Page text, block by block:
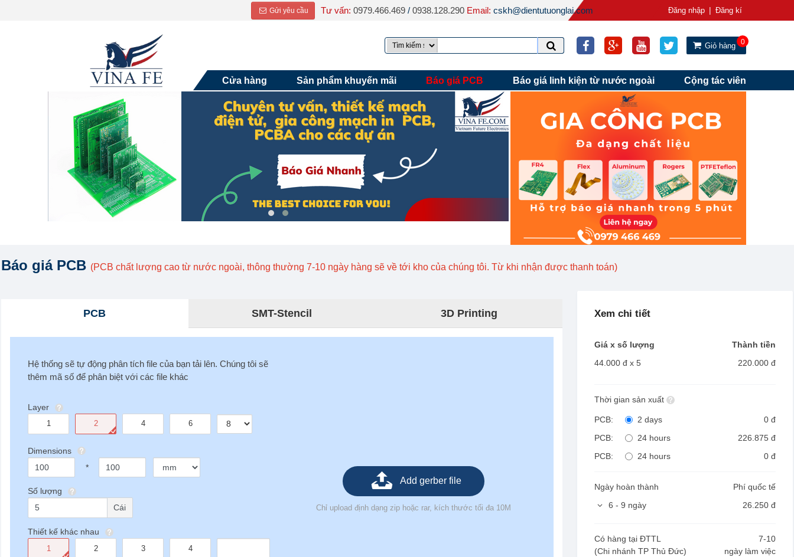
Gửi yêu cầu Tư vấn: 0979.466.469 / 0938.128.290 Email: cskh@dientutuonglai.com Đăng nhập | Đăng kí
Giỏ hàng 0
Cửa hàng Sản phẩm khuyến mãi Báo giá PCB Báo giá linh kiện từ nước ngoài Cộng tác viên
Báo giá PCB (PCB chất lượng cao từ nước ngoài, thông thường 7-10 ngày hàng sẽ về tới kho của chúng tôi. Từ khi nhận được thanh toán)
PCB SMT-Stencil 3D Printing
Hệ thống sẽ tự động phân tích file của bạn tải lên. Chúng tôi sẽ
thêm mã số để phân biệt với các file khác
Layer
1 2 4 6
Dimensions
*
Số lượng
Cái
Thiết kế khác nhau
1 2 3 4
Add gerber file
Chỉ upload định dạng zip hoặc rar, kích thước tối đa 10M
Xem chi tiết
Giá x số lượng
Thành tiền
44.000 đ x 5 220.000 đ
Thời gian sản xuất
PCB: 2 days
0 đ
PCB:
24 hours
226.875 đ
PCB:
24 hours 0 đ
Ngày hoàn thành
Phí quốc tế
6 - 9 ngày
26.250 đ
Có hàng tại ĐTTL
(Chi nhánh TP Thủ Đức)
7-10
ngày làm việc